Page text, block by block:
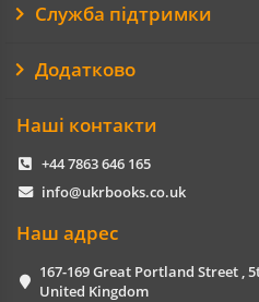
Служба підтримки
Додатково
Наші контакти
+44 7863 646 165
info@ukrbooks.co.uk
Наш адрес
167-169 Great Portland Street ,
United Kingdom